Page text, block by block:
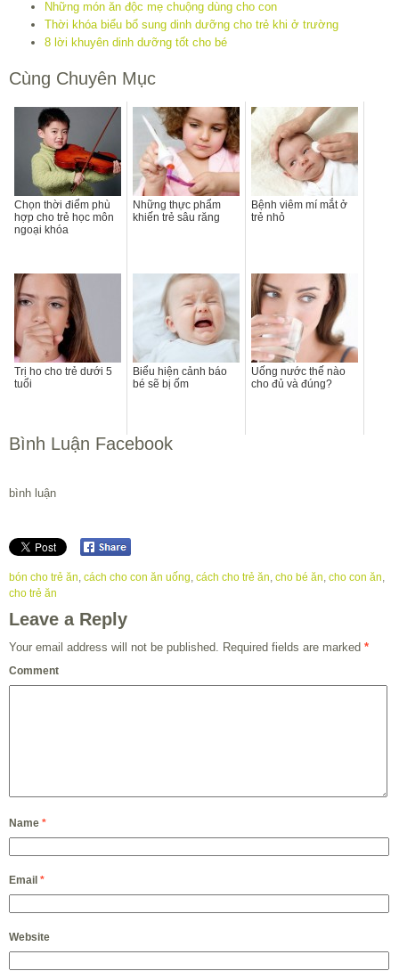
Những món ăn độc mẹ chuộng dùng cho con
Thời khóa biểu bổ sung dinh dưỡng cho trẻ khi ở trường
8 lời khuyên dinh dưỡng tốt cho bé
Cùng Chuyên Mục
Chọn thời điểm phù
hợp cho trẻ học môn
ngoại khóa
Những thực phẩm
khiến trẻ sâu răng
Bệnh viêm mí mắt ở
trẻ nhỏ
Trị ho cho trẻ dưới 5
tuổi
Biểu hiện cảnh báo
bé sẽ bị ốm
Uống nước thế nào
cho đủ và đúng?
Bình Luận Facebook
bình luận
bón cho trẻ ăn, cách cho con ăn uống, cách cho trẻ ăn, cho bé ăn, cho con ăn,
cho trẻ ăn
Leave a Reply
Your email address will not be published. Required fields are marked *
Comment
Name *
Email *
Website